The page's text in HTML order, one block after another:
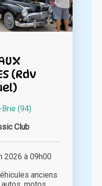
(Rdv
Brie (94)
Club
2026 à 09h00
anciens